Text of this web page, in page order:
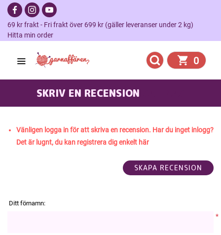
69 kr frakt - Fri frakt över 699 kr (gäller leveranser under 2 kg)
Hitta min order
0
SKRIV EN RECENSION
Vänligen logga in för att skriva en recension. Har du inget inlogg?
Det är lugnt, du kan registrera dig enkelt här
Ditt förnamn:
*